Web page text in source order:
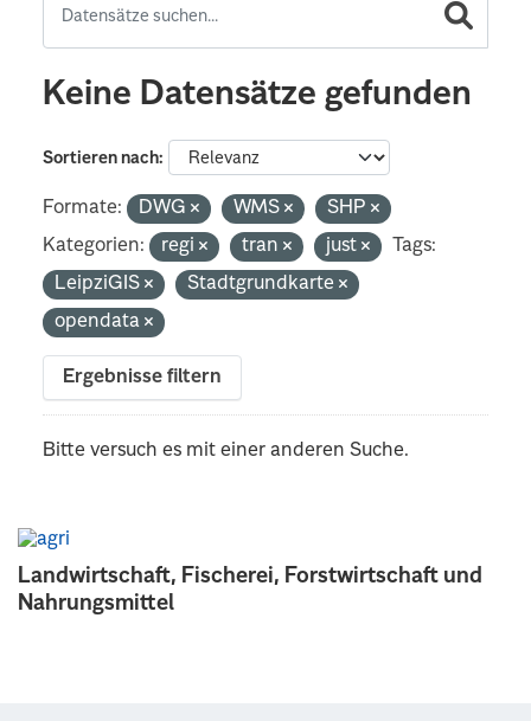
Landwirtschaft, Fischerei, Forstwirtschaft und
Nahrungsmittel
Keine Datensätze gefunden
Sortieren nach
Formate: DWG WMS
SHP
Kategorien:
regi tran just
Tags:
LeipziGIS
Stadtgrundkarte
opendata
Ergebnisse filtern
Bitte versuch es mit einer anderen Suche.